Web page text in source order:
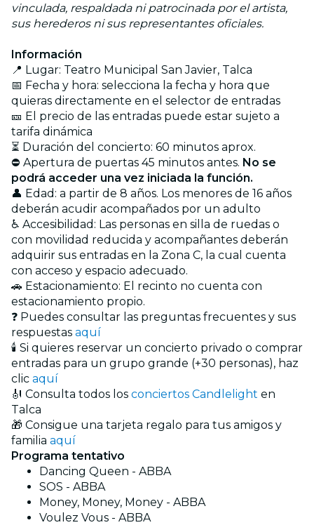
vinculada, respaldada ni patrocinada por el artista,
sus herederos ni sus representantes oficiales.
Información
📍 Lugar: Teatro Municipal San Javier, Talca
📅 Fecha y hora: selecciona la fecha y hora que
quieras directamente en el selector de entradas
🎫 El precio de las entradas puede estar sujeto a
tarifa dinámica
⏳ Duración del concierto: 60 minutos aprox.
⛔ Apertura de puertas 45 minutos antes. No se
podrá acceder una vez iniciada la función.
👤 Edad: a partir de 8 años. Los menores de 16 años
deberán acudir acompañados por un adulto
♿ Accesibilidad: Las personas en silla de ruedas o
con movilidad reducida y acompañantes deberán
adquirir sus entradas en la Zona C, la cual cuenta
con acceso y espacio adecuado.
🚗 Estacionamiento: El recinto no cuenta con
estacionamiento propio.
❓ Puedes consultar las preguntas frecuentes y sus
respuestas aquí
🕯️ Si quieres reservar un concierto privado o comprar
entradas para un grupo grande (+30 personas), haz
clic aquí
🎻 Consulta todos los conciertos Candlelight en
Talca
🎁 Consigue una tarjeta regalo para tus amigos y
familia aquí
Programa tentativo
Dancing Queen - ABBA
SOS - ABBA
Money, Money, Money - ABBA
Voulez Vous - ABBA